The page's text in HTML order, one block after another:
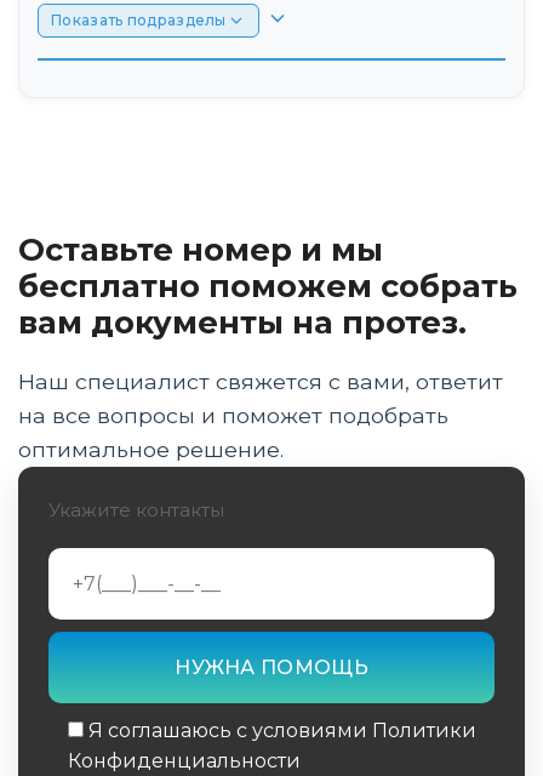
Показать подразделы
Состав и полномочия медико-технической
Порядок прохождения заседания МТК от
МТК при ремонте и досрочной замене
протезных изделий
в Архангельске
СВО
Оставьте номер и мы
бесплатно поможем собрать
вам документы на протез.
Наш специалист свяжется с вами, ответит
на все вопросы и поможет подобрать
оптимальное решение.
Укажите контакты
Я соглашаюсь с условиями Политики
Конфиденциальности